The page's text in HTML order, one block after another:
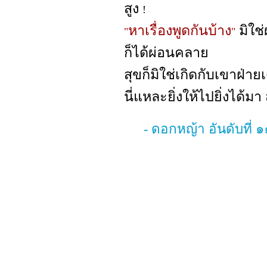
สูง !
"หาเรื่องพูดกันบ้าง" มิใช่
ก็ได้ผ่อนคลาย
สุขก็มิใช่เกิดกับเขาฝ่าย
นี่แหละยิ่งให้ไปยิ่งได้ม
- ดอกหญ้า อันดับที่